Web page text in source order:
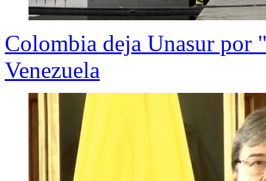
Colombia deja Unasur por
Venezuela